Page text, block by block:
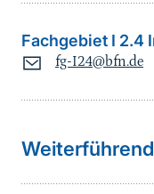
Fachgebiet I 2.4
fg-I24@bfn.de
Sprungmarke